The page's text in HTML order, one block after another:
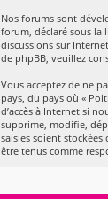
Nos forums sont
forum, déclaré sous la
discussions sur
de phpBB, veuillez
Vous acceptez de ne
pays, du pays où «
d’accès à Internet si
supprime, modifie,
saisies soient
être tenus comme